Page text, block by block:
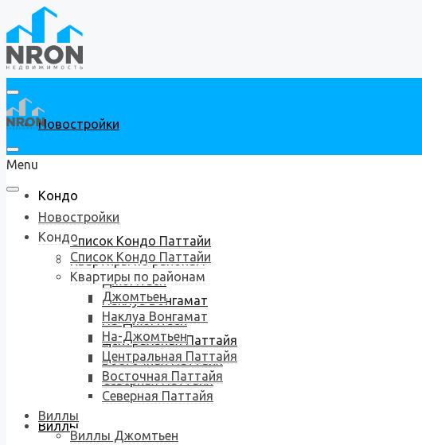
Новостройки
Кондо
Список Кондо Паттайи
Квартиры по районам
Джомтьен
Наклуа Вонгамат
На-Джомтьен
Центральная Паттайя
Восточная Паттайя
Северная Паттайя
Виллы
Menu
Новостройки
Кондо
Список Кондо Паттайи
Квартиры по районам
Джомтьен
Наклуа Вонгамат
На-Джомтьен
Центральная Паттайя
Восточная Паттайя
Северная Паттайя
Виллы
Виллы Джомтьен